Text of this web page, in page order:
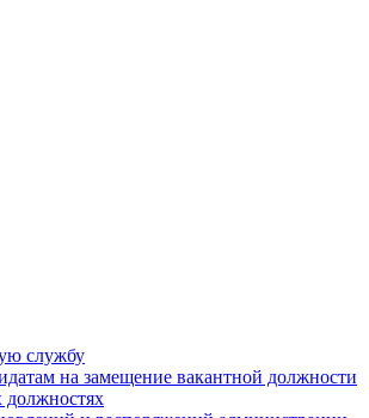
службу
на замещение вакантной должности